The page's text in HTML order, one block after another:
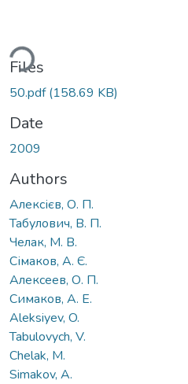
Files
50.pdf(158.69 KB)
Date
2009
Authors
Алексієв, О. П.
Табулович, В. П.
Челак, М. В.
Сімаков, А. Є.
Алексеев, О. П.
Симаков, А. Е.
Aleksiyev, O.
Tabulovych, V.
Chelak, M.
Simakov, A.